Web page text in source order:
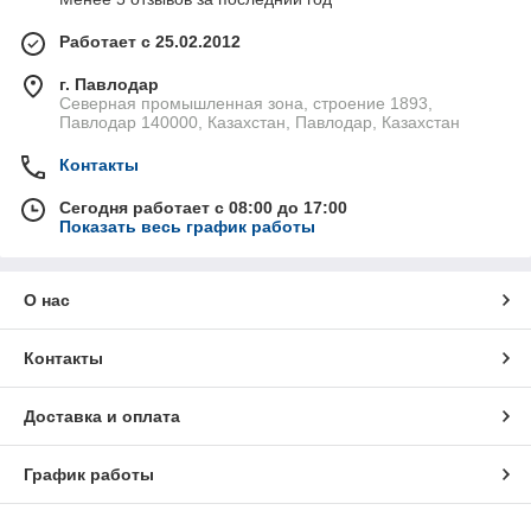
Работает с 25.02.2012
г. Павлодар
Северная промышленная зона, строение 1893,
Павлодар 140000, Казахстан, Павлодар, Казахстан
Контакты
Сегодня работает с 08:00 до 17:00
Показать весь график работы
О нас
Контакты
Доставка и оплата
График работы